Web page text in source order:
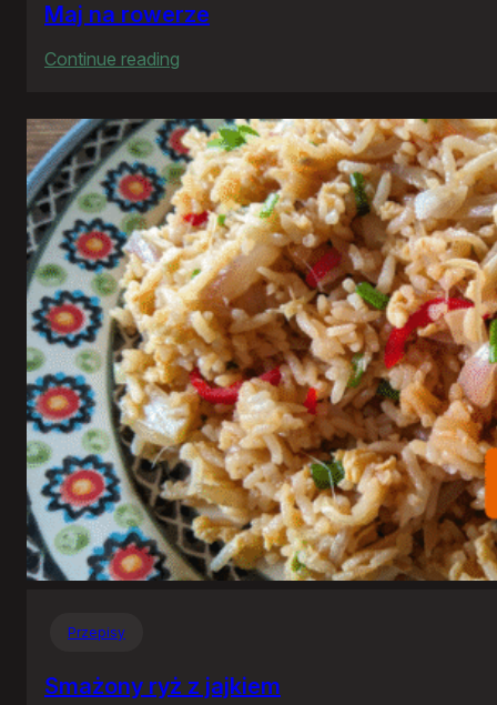
Maj na rowerze
Continue reading
na
rowerze
Przepisy
Smażony ryż z jajkiem